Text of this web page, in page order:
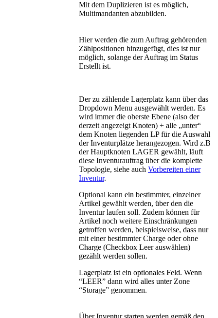
Mit dem Duplizieren ist es möglich,
Multimandanten abzubilden.
Hier werden die zum Auftrag gehörenden
Zählpositionen hinzugefügt, dies ist nur
möglich, solange der Auftrag im Status
Erstellt ist.
Der zu zählende Lagerplatz kann über das
Dropdown Menu ausgewählt werden. Es
wird immer die oberste Ebene (also der
derzeit angezeigt Knoten) + alle „unter“
dem Knoten liegenden LP für die Auswahl
der Inventurplätze herangezogen. Wird z.B
der Hauptknoten LAGER gewählt, läuft
diese Inventurauftrag über die komplette
Topologie, siehe auch Vorbereiten einer
Inventur.
Optional kann ein bestimmter, einzelner
Artikel gewählt werden, über den die
Inventur laufen soll. Zudem können für
Artikel noch weitere Einschränkungen
getroffen werden, beispielsweise, dass nur
mit einer bestimmter Charge oder ohne
Charge (Checkbox Leer auswählen)
gezählt werden sollen.
Lagerplatz ist ein optionales Feld. Wenn
“LEER” dann wird alles unter Zone
“Storage” genommen.